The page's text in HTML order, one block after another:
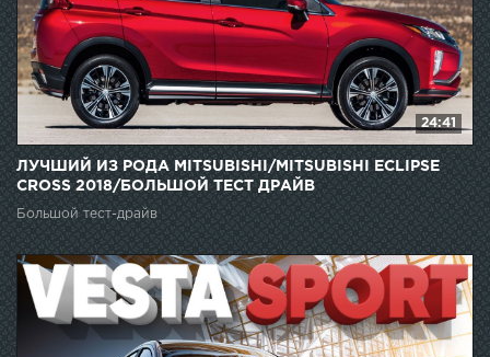
24:41
ЛУЧШИЙ ИЗ РОДА MITSUBISHI/MITSUBISHI ECLIPSE
CROSS 2018/БОЛЬШОЙ ТЕСТ ДРАЙВ
Большой тест-драйв